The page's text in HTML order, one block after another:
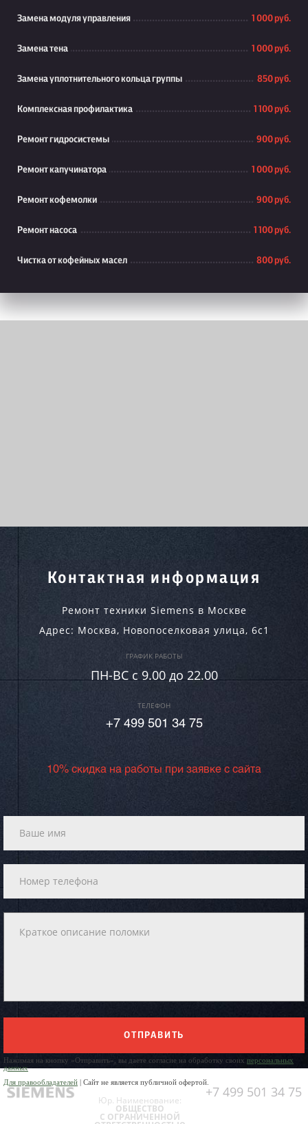
Замена модуля управления 1 000 руб.
Замена тена 1 000 руб.
Замена уплотнительного кольца группы 850 руб.
Комплексная профилактика 1 100 руб.
Ремонт гидросистемы 900 руб.
Ремонт капучинатора 1 000 руб.
Ремонт кофемолки 900 руб.
Ремонт насоса 1 100 руб.
Чистка от кофейных масел 800 руб.
Контактная информация
Ремонт техники Siemens в Москве
Адрес: Москва, Новопоселковая улица, 6с1
ГРАФИК РАБОТЫ
ПН-ВC c 9.00 до 22.00
ТЕЛЕФОН
+7 499 501 34 75
10% скидка на работы при заявке с сайта
ОТПРАВИТЬ
Нажимая на кнопку «Отправить», вы даете согласие на обработку своих персональных
данных
Для правообладателей | Сайт не является публичной офертой.
+7 499 501 34 75
Юр. Наименование:
ОБЩЕСТВО
С ОГРАНИЧЕННОЙ